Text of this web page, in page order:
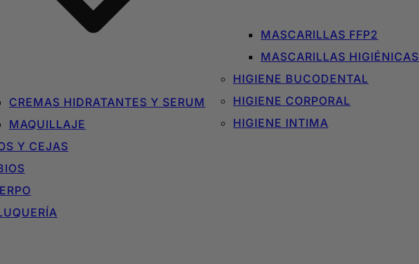
CREMAS HIDRATANTES Y SERUM
MAQUILLAJE
Y CEJAS
MASCARILLAS FFP2
MASCARILLAS HIGIÉNICAS
HIGIENE BUCODENTAL
HIGIENE CORPORAL
HIGIENE INTIMA